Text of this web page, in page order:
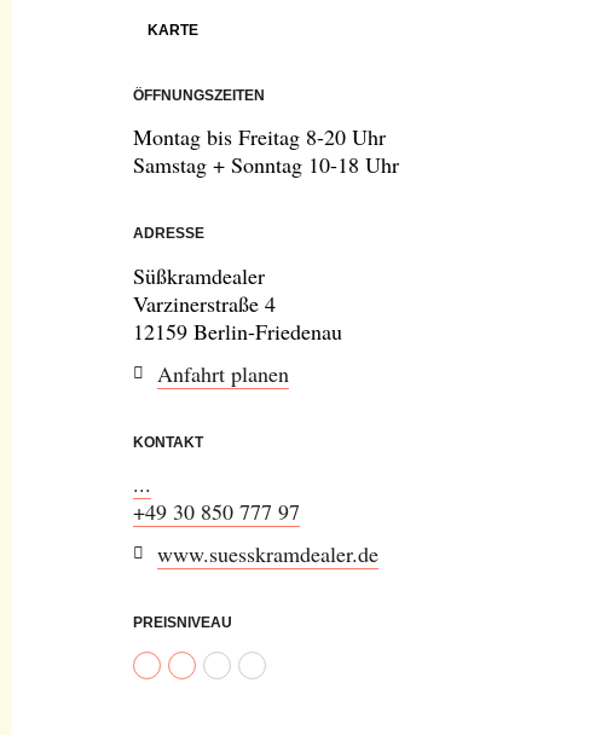
KARTE
ÖFFNUNGSZEITEN
Montag bis Freitag 8-20 Uhr
Samstag + Sonntag 10-18 Uhr
ADRESSE
Süßkramdealer
Varzinerstraße 4
12159 Berlin-Friedenau
Anfahrt planen
KONTAKT
...
+49 30 850 777 97
www.suesskramdealer.de
PREISNIVEAU